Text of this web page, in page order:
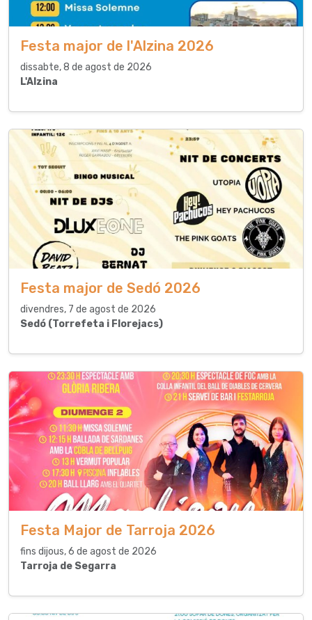
Festa major de l'Alzina 2026
dissabte, 8 de agost de 2026
L'Alzina
Festa major de Sedó 2026
divendres, 7 de agost de 2026
Sedó (Torrefeta i Florejacs)
Festa Major de Tarroja 2026
fins dijous, 6 de agost de 2026
Tarroja de Segarra